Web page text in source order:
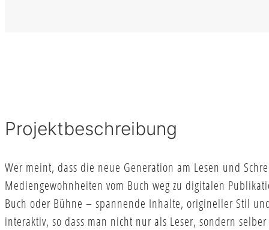
Projektbeschreibung
Wer meint, dass die neue Generation am Lesen und
Mediengewohnheiten vom Buch weg zu digitalen
Buch oder Bühne – spannende Inhalte, origineller Stil
interaktiv, so dass man nicht nur als Leser, sondern